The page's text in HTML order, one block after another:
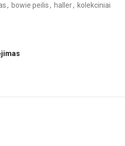
, bowie peilis, haller, kolekciniai